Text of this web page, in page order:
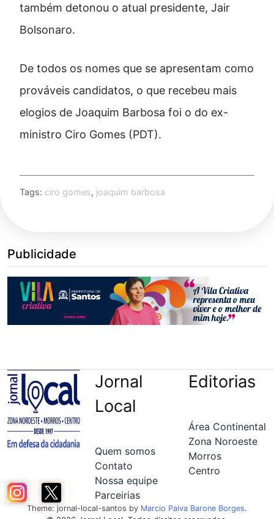
também detonou o atual presidente, Jair
Bolsonaro.
De todos os nomes que se apresentam como
prováveis candidatos, o que recebeu mais
elogios de Joaquim Barbosa foi o do ex-
ministro Ciro Gomes (PDT).
Tags: ciro gomes, joaquim barbosa
Publicidade
Jornal
Local
Quem somos
Contato
Nossa equipe
Parceirias
Editorias
Área Continental
Zona Noroeste
Morros
Centro
Theme: jornal-local-santos by Marcio Paiva Barone Borges.